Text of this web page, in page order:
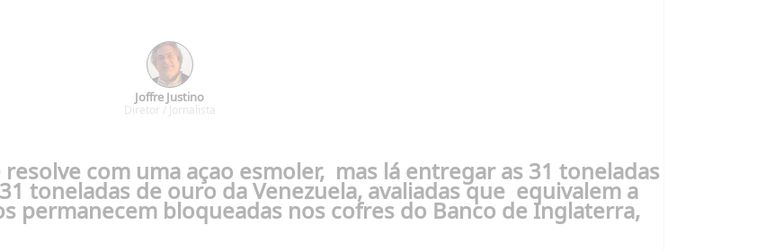
Joffre Justino
Diretor / Jornalista
com uma açao esmoler, mas lá entregar as31 toneladas
toneladas de ouro da Venezuela, avaliadas que equivalem a
permanecem bloqueadas nos cofres do Banco de Inglaterra,